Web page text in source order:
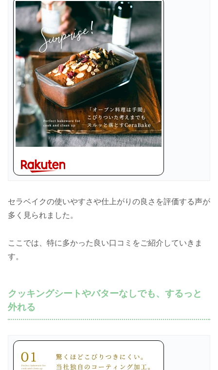
セラベイクの使いやすさや仕上がりの良さを評価する声が
多く見られました。
ここでは、特に多かった良い口コミをご紹介していきま
す。
クッキングシートやバターなしでも、するっと
外れる